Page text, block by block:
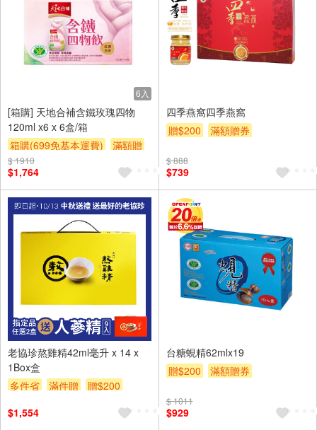
6入
[箱購] 天地合補含鐵玫瑰四物
120ml x6 x 6盒/箱
箱購(699免基本運費)
滿額贈
贈$200
$ 1910
$1,764
四季燕窩四季燕窩
贈$200
滿額贈券
$ 888
$739
老協珍熬雞精42ml毫升 x 14 x
1Box盒
多件省
滿件贈
贈$200
$1,554
台糖蜆精62mlx19
贈$200
滿額贈券
$ 1011
$929